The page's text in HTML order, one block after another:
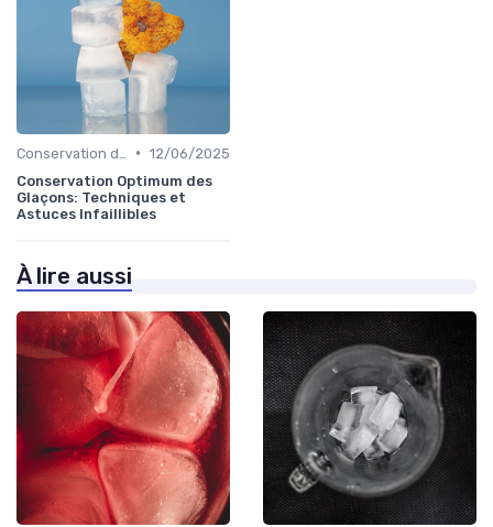
• 12/06/2025
Conservation Optimum des
Glaçons: Techniques et
Astuces Infaillibles
À lire aussi